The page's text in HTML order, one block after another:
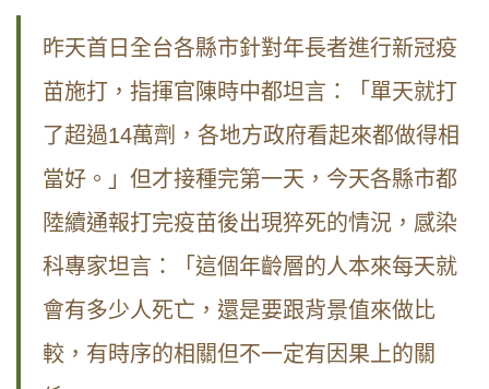
昨天首日全台各縣市針對年長者進行新冠疫
苗施打，指揮官陳時中都坦言：「單天就打
了超過14萬劑，各地方政府看起來都做得相
當好。」但才接種完第一天，今天各縣市都
陸續通報打完疫苗後出現猝死的情況，感染
科專家坦言：「這個年齡層的人本來每天就
會有多少人死亡，還是要跟背景值來做比
較，有時序的相關但不一定有因果上的關